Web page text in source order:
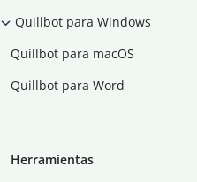
Quillbot para Windows
Quillbot para macOS
Quillbot para Word
Herramientas